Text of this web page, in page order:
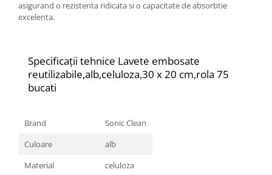
asigurand o rezistenta ridicata si o capacitate de absorbtie
excelenta.
Specificații tehnice Lavete embosate
reutilizabile,alb,celuloza,30 x 20 cm,rola 75
bucati
Brand
Sonic Clean
Culoare
alb
Material
celuloza